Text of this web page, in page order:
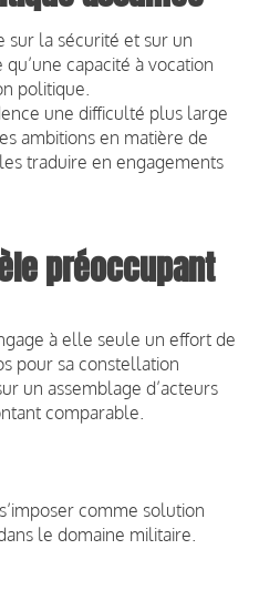
sur la sécurité et sur un
capacité à vocation
politique.
une difficulté plus large
ambitions en matière de
traduire en engagements
préoccupant
à elle seule un effort de
pour sa constellation
un assemblage d’acteurs
comparable.
comme solution
le domaine militaire.